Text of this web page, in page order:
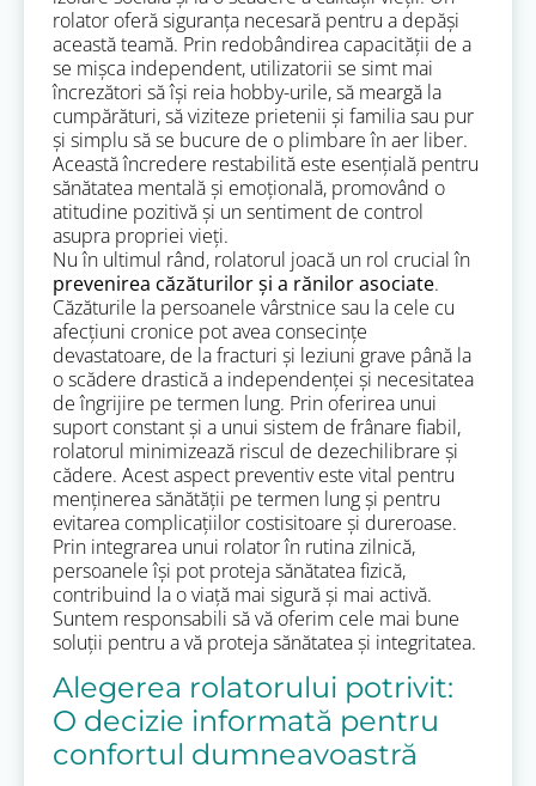
rolator oferă siguranța necesară pentru a depăși
această teamă. Prin redobândirea capacității de a
se mișca independent, utilizatorii se simt mai
încrezători să își reia hobby-urile, să meargă la
cumpărături, să viziteze prietenii și familia sau pur
și simplu să se bucure de o plimbare în aer liber.
Această încredere restabilită este esențială pentru
sănătatea mentală și emoțională, promovând o
atitudine pozitivă și un sentiment de control
asupra propriei vieți.
Nu în ultimul rând, rolatorul joacă un rol crucial în
prevenirea căzăturilor și a rănilor asociate.
Căzăturile la persoanele vârstnice sau la cele cu
afecțiuni cronice pot avea consecințe
devastatoare, de la fracturi și leziuni grave până la
o scădere drastică a independenței și necesitatea
de îngrijire pe termen lung. Prin oferirea unui
suport constant și a unui sistem de frânare fiabil,
rolatorul minimizează riscul de dezechilibrare și
cădere. Acest aspect preventiv este vital pentru
menținerea sănătății pe termen lung și pentru
evitarea complicațiilor costisitoare și dureroase.
Prin integrarea unui rolator în rutina zilnică,
persoanele își pot proteja sănătatea fizică,
contribuind la o viață mai sigură și mai activă.
Suntem responsabili să vă oferim cele mai bune
soluții pentru a vă proteja sănătatea și integritatea.
Alegerea rolatorului potrivit:
O decizie informată pentru
confortul dumneavoastră